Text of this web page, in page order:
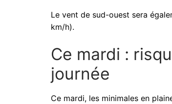
Le vent de sud-ouest sera
km/h).
Ce mardi :
journée
Ce mardi, les minimales en